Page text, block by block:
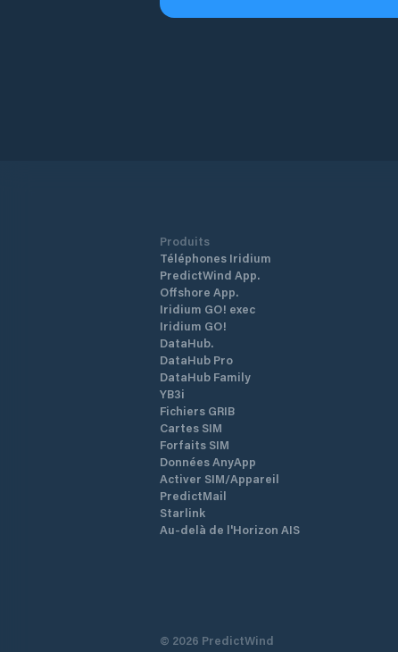
Produits
Téléphones Iridium
PredictWind App.
Offshore App.
Iridium GO! exec
Iridium GO!
DataHub.
DataHub Pro
DataHub Family
YB3i
Fichiers GRIB
Cartes SIM
Forfaits SIM
Données AnyApp
Activer SIM/Appareil
PredictMail
Starlink
Au-delà de l'Horizon AIS
© 2026 PredictWind